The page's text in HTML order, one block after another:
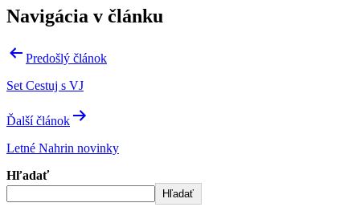
Navigácia v článku
Predošlý článok
Set Cestuj s VJ
Ďalší článok
Letné Nahrin novinky
Hľadať
Hľadať